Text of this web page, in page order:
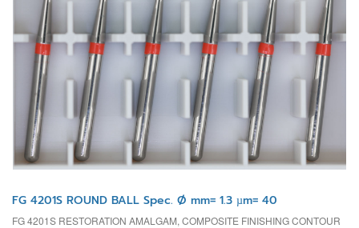
FG 4201S ROUND BALL Spec. Ø mm= 1.3 µm= 40
FG 4201S RESTORATION AMALGAM, COMPOSITE FINISHING CONTOUR